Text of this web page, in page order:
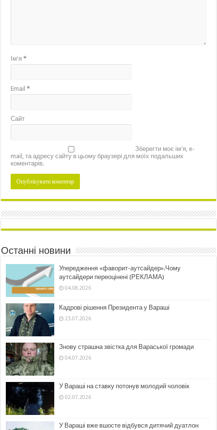
Ім'я*
Email*
Сайт
Зберегти моє ім'я, e-
mail, та адресу сайту в цьому браузері для моїх подальших
коментарів.
Останні новини
Упередження «фаворит-аутсайдер».Чому
аутсайдери переоцінені (РЕКЛАМА)
04.08.2026
Кадрові рішення Президента у Вараші
23.07.2026
Знову страшна звістка для Вараської громади
04.07.2026
У Вараші на ставку потонув молодий чоловік
02.07.2026
У Вараші вже вшосте відбувся дитячий дуатлон